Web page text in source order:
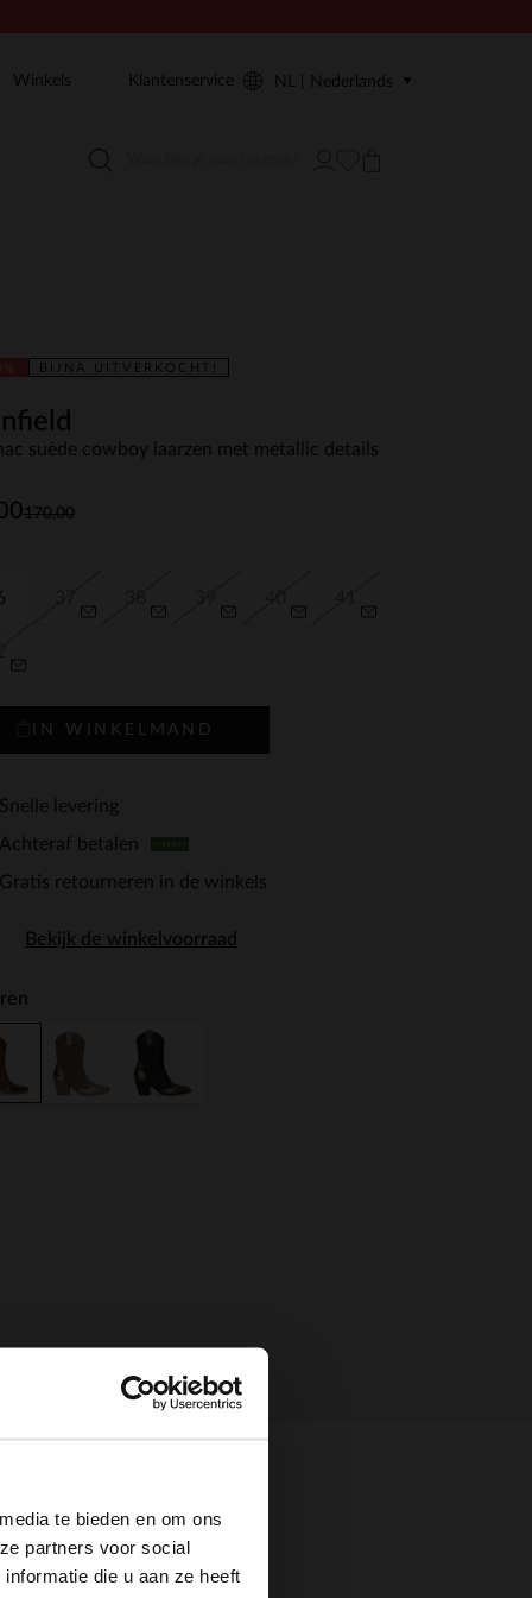
te bieden en om ons
partners voor social
die u aan ze heeft
Winkels Klantenservice NL | Nederlands
BIJNA UITVERKOCHT!
suède cowboy laarzen met metallic details
170.00
IN WINKELMAND
Snelle levering
Achteraf betalen
Gratis retourneren in de winkels
Bekijk de winkelvoorraad